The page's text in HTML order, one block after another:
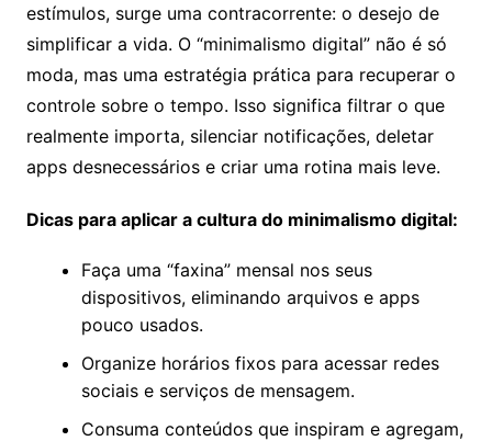
estímulos, surge uma contracorrente: o desejo de
simplificar a vida. O “minimalismo digital” não é só
moda, mas uma estratégia prática para recuperar o
controle sobre o tempo. Isso significa filtrar o que
realmente importa, silenciar notificações, deletar
apps desnecessários e criar uma rotina mais leve.
Dicas para aplicar a cultura do minimalismo digital:
Faça uma “faxina” mensal nos seus
dispositivos, eliminando arquivos e apps
pouco usados.
Organize horários fixos para acessar redes
sociais e serviços de mensagem.
Consuma conteúdos que inspiram e agregam,